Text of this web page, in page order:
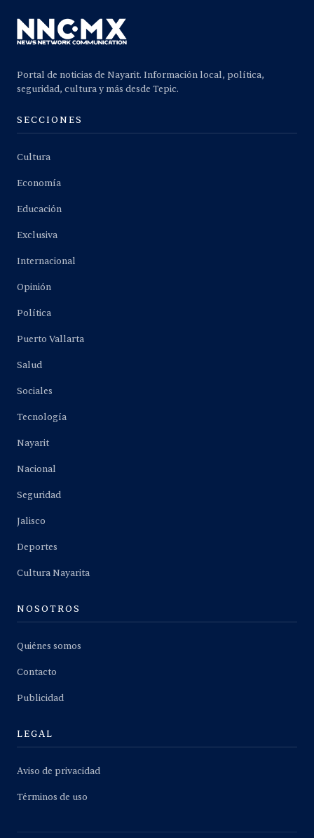
Portal de noticias de Nayarit. Información local, política,
seguridad, cultura y más desde Tepic.
SECCIONES
Cultura
Economía
Educación
Exclusiva
Internacional
Opinión
Política
Puerto Vallarta
Salud
Sociales
Tecnología
Nayarit
Nacional
Seguridad
Jalisco
Deportes
Cultura Nayarita
NOSOTROS
Quiénes somos
Contacto
Publicidad
LEGAL
Aviso de privacidad
Términos de uso